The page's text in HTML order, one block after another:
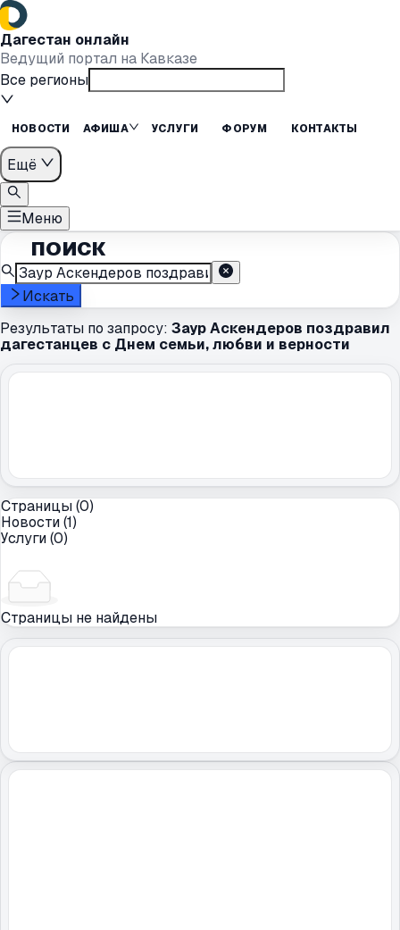
Дагестан онлайн
Ведущий портал на Кавказе
Все регионы
НОВОСТИ АФИША УСЛУГИ ФОРУМ КОНТАКТЫ
Ещё
Меню
ПОИСК
Искать
Результаты по запросу: Заур Аскендеров поздравил
дагестанцев с Днем семьи, любви и верности
Страницы (0)
Новости (1)
Услуги (0)
Страницы не найдены